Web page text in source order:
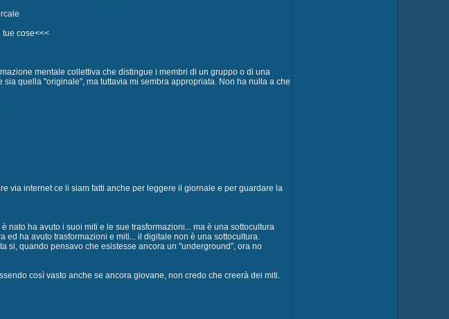
cose<<<
mentale collettiva che distingue i membri di un gruppo o di una
quella "originale", ma tuttavia mi sembra appropriata. Non ha nulla a che
via internet ce li siam fatti anche per leggere il giornale e per guardare la
nato ha avuto i suoi miti e le sue trasformazioni... ma è una sottocultura
ha avuto trasformazioni e miti... il digitale non è una sottocultura.
si, quando pensavo che esistesse ancora un "underground", ora no
così vasto anche se ancora giovane, non credo che creerà dei miti.